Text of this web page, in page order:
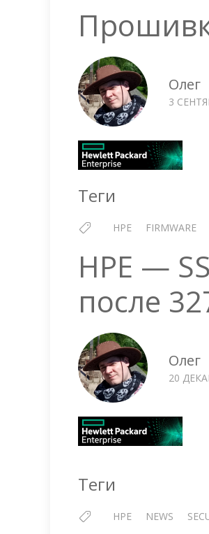
Олег
3
Теги
HPE FIRMWARE
HPE —
после
Олег
20
Теги
HPE NEWS